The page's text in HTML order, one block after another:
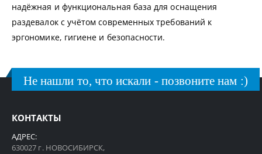
надёжная и функциональная база для оснащения
раздевалок с учётом современных требований к
эргономике, гигиене и безопасности.
Не нашли то, что искали - позвоните нам :)
КОНТАКТЫ
АДРЕС:
630027 г. НОВОСИБИРСК,